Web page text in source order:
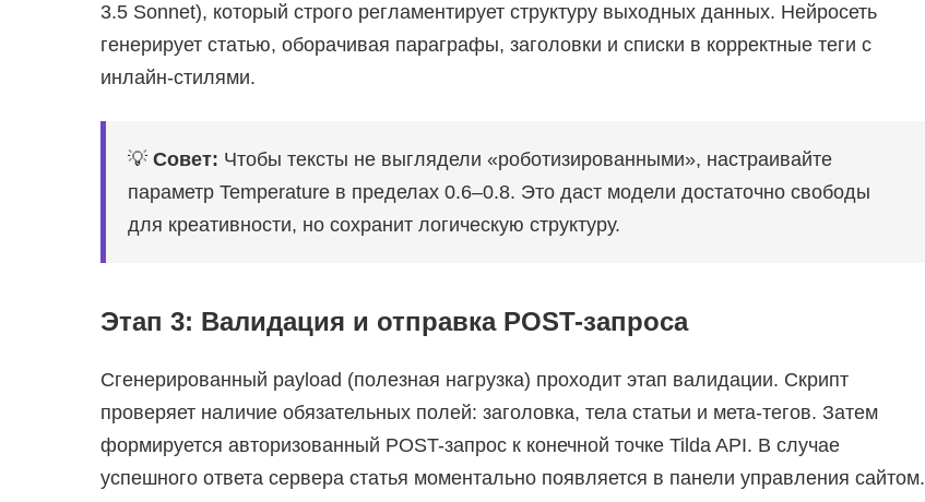
3.5 Sonnet), который строго регламентирует структуру выходных данных. Нейросеть
генерирует статью, оборачивая параграфы, заголовки и списки в корректные теги с
инлайн-стилями.
💡 Совет: Чтобы тексты не выглядели «роботизированными», настраивайте
параметр Temperature в пределах 0.6–0.8. Это даст модели достаточно свободы
для креативности, но сохранит логическую структуру.
Этап 3: Валидация и отправка POST-запроса
Сгенерированный payload (полезная нагрузка) проходит этап валидации. Скрипт
проверяет наличие обязательных полей: заголовка, тела статьи и мета-тегов. Затем
формируется авторизованный POST-запрос к конечной точке Tilda API. В случае
успешного ответа сервера статья моментально появляется в панели управления сайтом.